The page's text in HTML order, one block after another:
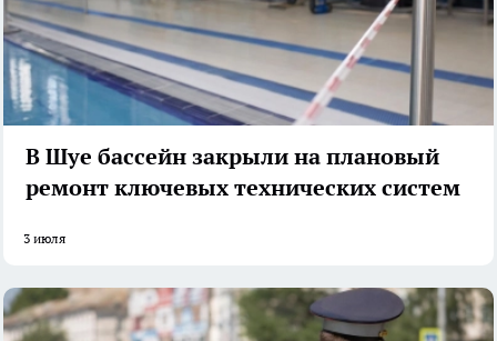
В Шуе бассейн закрыли на плановый
ремонт ключевых технических систем
3 июля